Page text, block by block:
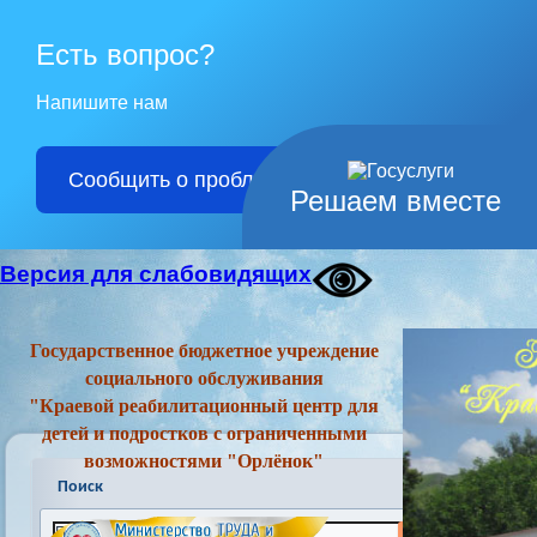
Решаем вместе
Есть вопрос?
Напишите нам
Сообщить о проблеме
Версия для слабовидящих
Государственное бюджетное учреждение
социального обслуживания
"Краевой реабилитационный центр для
детей и подростков с ограниченными
возможностями "Орлёнок"
Поиск